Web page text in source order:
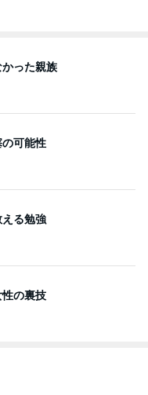
った親族
可能性
る勉強
の裏技